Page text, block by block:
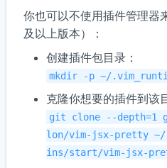
你也可以不使用插件管理器
及以上版本）：
创建插件包目录：
mkdir -p ~/
克隆你想要的插件到该
git clone --depth=1
lon/vim-jsx-pretty ~/
ins/start/vim-jsx-